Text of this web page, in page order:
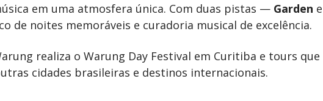
em uma atmosfera única. Com duas pistas — Garden e
de noites memoráveis e curadoria musical de excelência.
realiza o Warung Day Festival em Curitiba e tours que
cidades brasileiras e destinos internacionais.